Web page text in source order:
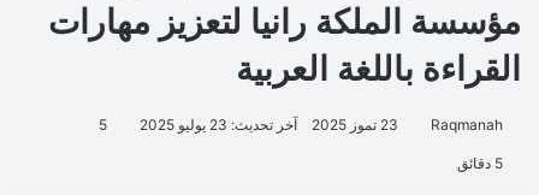
مؤسسة الملكة رانيا لتعزيز مهارات
القراءة باللغة العربية
Raqmanah 23 تموز 2025 آخر تحديث: 23 يوليو 2025 5